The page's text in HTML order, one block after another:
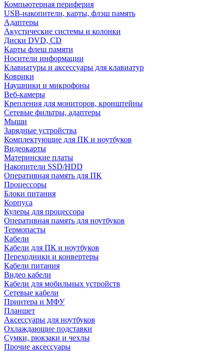
Компьютерная периферия
USB-накопители, карты, флэш память
Адаптеры
Акустические системы и колонки
Диски DVD, CD
Карты флеш памяти
Носители информации
Клавиатуры и аксессуары для клавиатур
Коврики
Наушники и микрофоны
Веб-камеры
Крепления для мониторов, кронштейны
Сетевые фильтры, адаптеры
Мыши
Зарядные устройства
Комплектующие для ПК и ноутбуков
Видеокарты
Материнские платы
Накопители SSD/HDD
Оперативная память для ПК
Процессоры
Блоки питания
Корпуса
Кулеры для процессора
Оперативная память для ноутбуков
Термопасты
Кабели
Кабели для ПК и ноутбуков
Переходники и конвертеры
Кабели питания
Видео кабели
Кабели для мобильных устройств
Сетевые кабели
Принтера и МФУ
Планшет
Аксессуары для ноутбуков
Охлаждающие подставки
Сумки, рюкзаки и чехлы
Прочие аксессуары